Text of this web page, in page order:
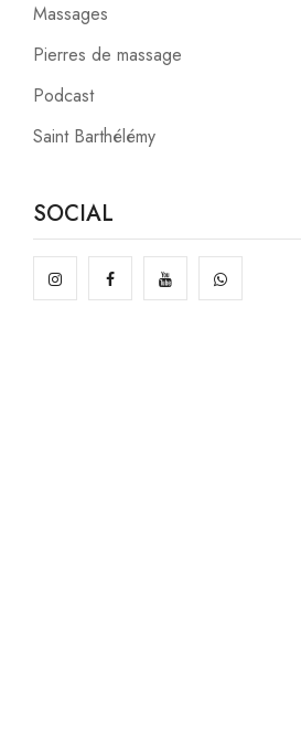
Massages
Pierres de massage
Podcast
Saint Barthélémy
SOCIAL